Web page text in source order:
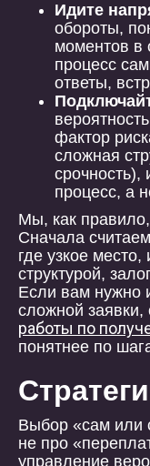
Идите
обороты,
моментов в
процесс
ответы,
фактор
сложная
процесс, а
Мы, как
Сначала
где узкое
структурой,
Если вам нужно
сложной заявки,
работы по
понятнее по
Выбор «сам или
не про
управление